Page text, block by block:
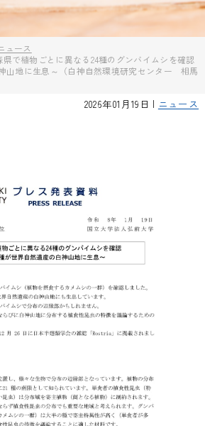
ュース
県で植物ごとに異なる24種のグンバイムシを確認
山地に生息～（白神自然環境研究センター 相馬
2026年01月19日 | ニュース